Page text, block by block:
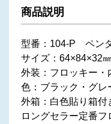
商品説明
型番：104-P ペン
サイズ：64×84×32㎜
外装：フロッキー・
色：ブラック・グレ
外箱：白色貼り箱付
ロングセラー定番